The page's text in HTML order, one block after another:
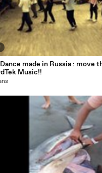
made in Russia : move
Music!!